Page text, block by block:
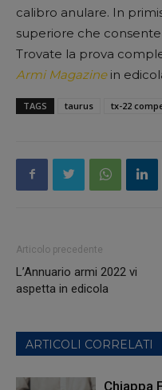
calibro anulare. In
superiore che
Trovate la prova
Armi Magazinein
TAGS taurus tx-22
Articolo precedente
L’Annuario armi 2022 vi
aspetta in edicola
ARTICOLI CORRELATI
Chiappa